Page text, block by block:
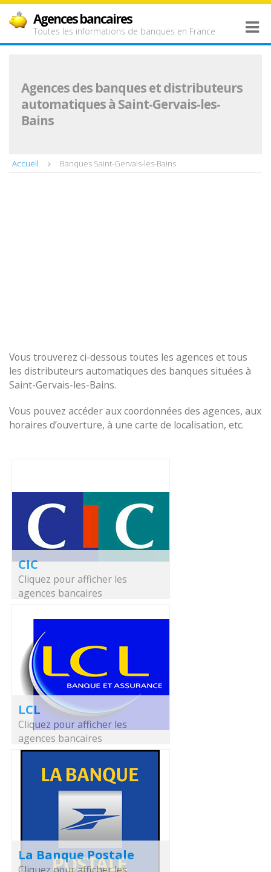
Agences bancaires
Toutes les informations de banques en France
Agences des banques et distributeurs
automatiques à Saint-Gervais-les-
Bains
Accueil Banques Saint-Gervais-les-Bains
Vous trouverez ci-dessous toutes les agences et tous
les distributeurs automatiques des banques situées à
Saint-Gervais-les-Bains.
Vous pouvez accéder aux coordonnées des agences, aux
horaires d’ouverture, à une carte de localisation, etc.
CIC
Cliquez pour afficher les
agences bancaires
LCL
Cliquez pour afficher les
agences bancaires
La Banque Postale